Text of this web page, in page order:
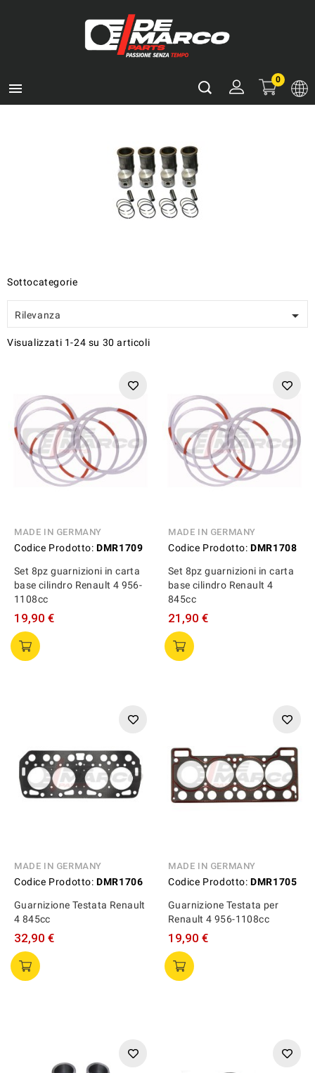

0
Sottocategorie
Rilevanza 
Visualizzati 1-24 su 30 articoli
MADE IN GERMANY
Codice Prodotto: DMR1709
Set 8pz guarnizioni in carta
base cilindro Renault 4 956-
1108cc
19,90 €
MADE IN GERMANY
Codice Prodotto: DMR1708
Set 8pz guarnizioni in carta
base cilindro Renault 4
845cc
21,90 €
MADE IN GERMANY
Codice Prodotto: DMR1706
Guarnizione Testata Renault
4 845cc
32,90 €
MADE IN GERMANY
Codice Prodotto: DMR1705
Guarnizione Testata per
Renault 4 956-1108cc
19,90 €